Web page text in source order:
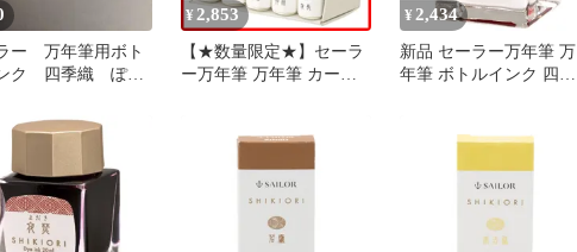
ー 万年筆用ボト
ク 四季織 ぽつ
¥ 2,853
【★数量限定★】セーラ
ー万年筆 万年筆 カート
¥ 2,434
新品 セーラー万年筆 万
年筆 ボトルインク 四季